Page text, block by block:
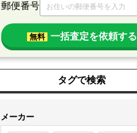
郵便番号
無料 一括査定を依頼する
タグで検索
メーカー